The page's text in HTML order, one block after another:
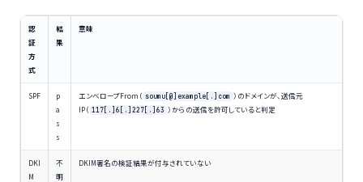
認
証
方
式
結
果
意味
SPF
p
a
s
s
エンベロープFrom（ soumu[@]example[.]com ）のドメインが、送信元
IP（ 117[.]6[.]227[.]63 ）からの送信を許可していると判定
DKI
M
不
明
DKIM署名の検証結果が付与されていない